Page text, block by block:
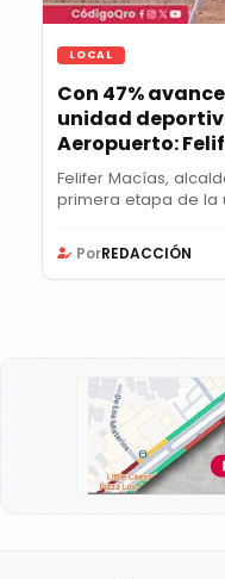
LOCAL
Con 47%
unidad
Aeropuerto:
Felifer Macías,
primera etapa de la
PorREDACCIÓN